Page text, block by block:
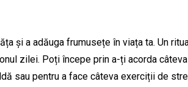
și a adăuga frumusețe în viața ta. Un
zilei. Poți începe prin a-ți acorda
sau pentru a face câteva exerciții de